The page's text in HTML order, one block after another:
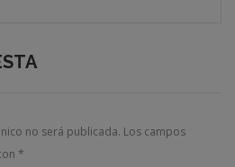
no será publicada. Los campos
*